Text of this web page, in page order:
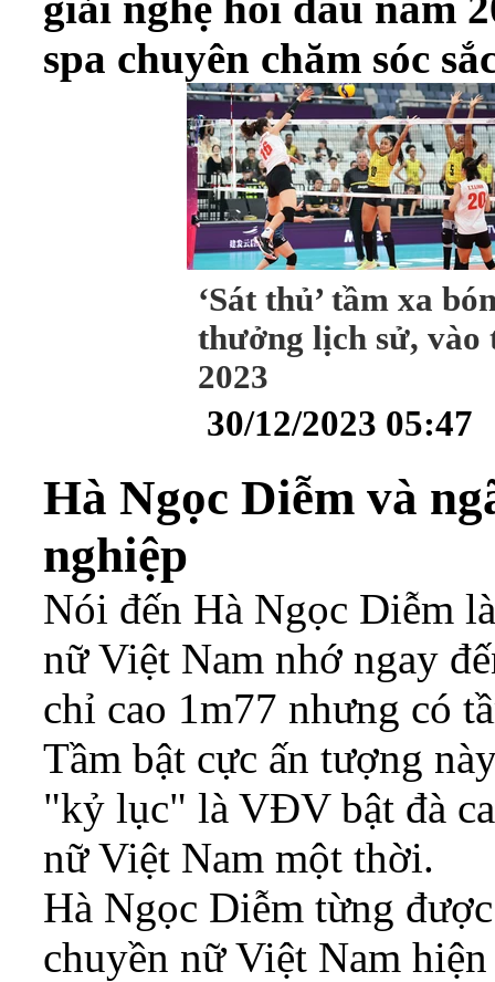
spa chuyên chăm sóc
‘Sát thủ’ tầm xa
thưởng lịch sử, vào
2023
30/12/2023 05:47
Hà Ngọc Diễm và
nghiệp
Nói đến Hà Ngọc Diễm
nữ Việt Nam nhớ ngay
chỉ cao 1m77 nhưng có
Tầm bật cực ấn tượng
"kỷ lục" là VĐV bật đà
nữ Việt Nam một thời.
Hà Ngọc Diễm từng
chuyền nữ Việt Nam